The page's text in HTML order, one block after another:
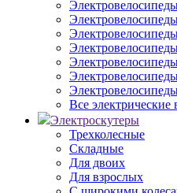
Все электрические
Электроскутеры
Трехколесные
Складные
Для двоих
Для взрослых